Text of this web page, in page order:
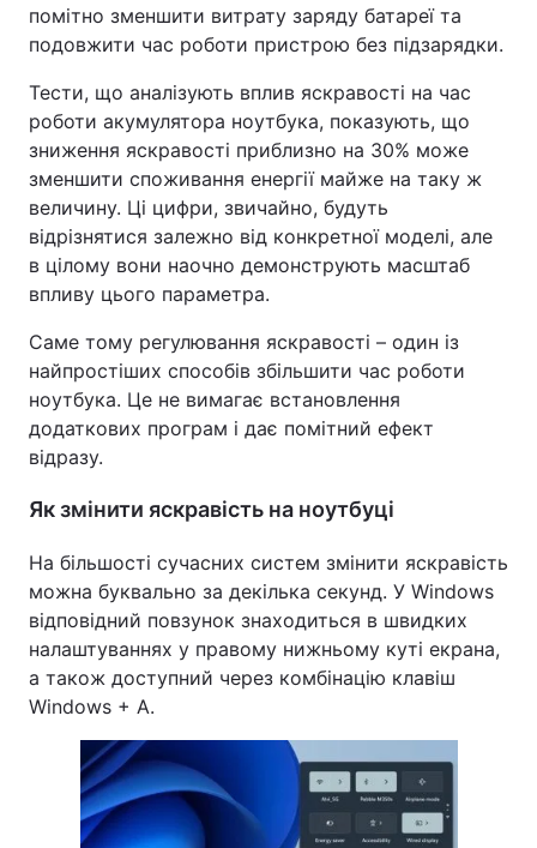
помітно зменшити витрату заряду батареї та
подовжити час роботи пристрою без підзарядки.
Тести, що аналізують вплив яскравості на час
роботи акумулятора ноутбука, показують, що
зниження яскравості приблизно на 30% може
зменшити споживання енергії майже на таку ж
величину. Ці цифри, звичайно, будуть
відрізнятися залежно від конкретної моделі, але
в цілому вони наочно демонструють масштаб
впливу цього параметра.
Саме тому регулювання яскравості – один із
найпростіших способів збільшити час роботи
ноутбука. Це не вимагає встановлення
додаткових програм і дає помітний ефект
відразу.
Як змінити яскравість на ноутбуці
На більшості сучасних систем змінити яскравість
можна буквально за декілька секунд. У Windows
відповідний повзунок знаходиться в швидких
налаштуваннях у правому нижньому куті екрана,
а також доступний через комбінацію клавіш
Windows + A.